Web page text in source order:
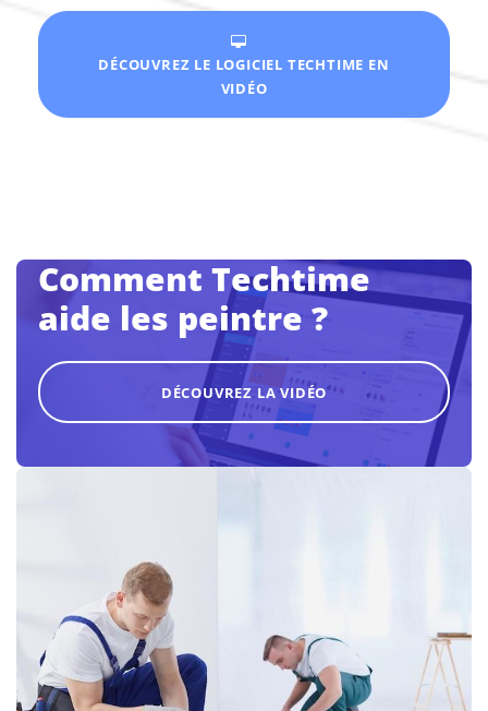
DÉCOUVREZ LE LOGICIEL TECHTIME EN
VIDÉO
Comment Techtime
aide les peintre ?
DÉCOUVREZ LA VIDÉO